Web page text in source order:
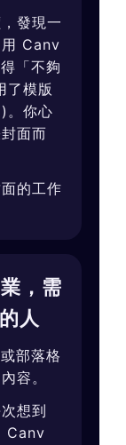
發現一
用 Canv
「不夠
了模版
。你心
面而
的工作
，需
人
部落格
容。
想到
Canv